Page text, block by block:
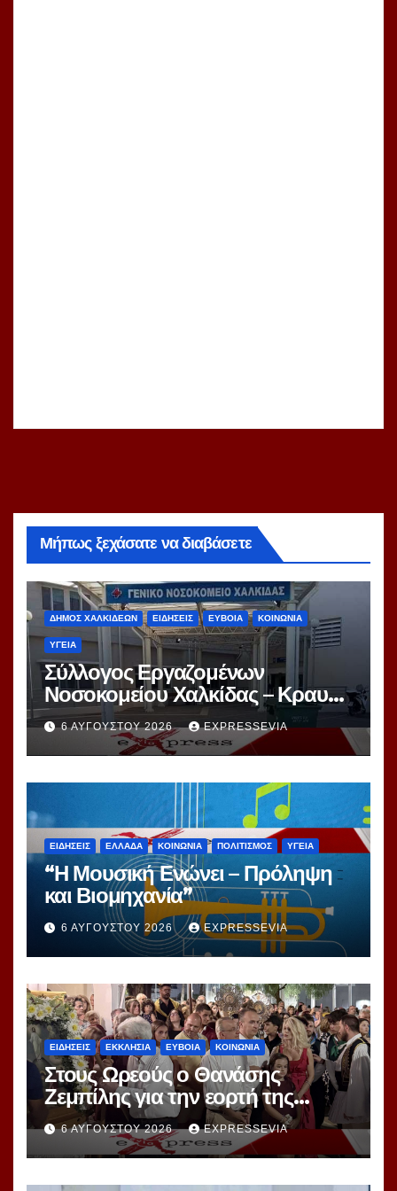
Μήπως ξεχάσατε να διαβάσετε
ΔΗΜΟΣ ΧΑΛΚΙΔΕΩΝ ΕΙΔΗΣΕΙΣ ΕΥΒΟΙΑ ΚΟΙΝΩΝΙΑ
ΥΓΕΙΑ
Σύλλογος Εργαζομένων
Νοσοκομείου Χαλκίδας – Κραυγή
Αγωνίας
6 ΑΥΓΟΎΣΤΟΥ 2026 EXPRESSEVIA
ΕΙΔΗΣΕΙΣ ΕΛΛΑΔΑ ΚΟΙΝΩΝΙΑ ΠΟΛΙΤΙΣΜΟΣ ΥΓΕΙΑ
“Η Μουσική Ενώνει – Πρόληψη
και Βιομηχανία”
6 ΑΥΓΟΎΣΤΟΥ 2026 EXPRESSEVIA
ΕΙΔΗΣΕΙΣ ΕΚΚΛΗΣΙΑ ΕΥΒΟΙΑ ΚΟΙΝΩΝΙΑ
Στους Ωρεούς ο Θανάσης
Ζεμπίλης για την εορτή της
Μεταμορφώσεως Σωτήρος
6 ΑΥΓΟΎΣΤΟΥ 2026 EXPRESSEVIA